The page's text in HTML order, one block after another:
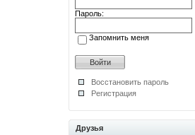
Пароль:
Запомнить меня
Восстановить пароль
Регистрация
Друзья